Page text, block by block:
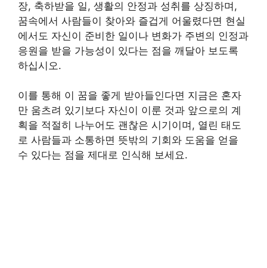
장, 축하받을 일, 생활의 안정과 성취를 상징하며,
꿈속에서 사람들이 찾아와 즐겁게 어울렸다면 현실
에서도 자신이 준비한 일이나 변화가 주변의 인정과
응원을 받을 가능성이 있다는 점을 깨달아 보도록
하십시오.
이를 통해 이 꿈을 좋게 받아들인다면 지금은 혼자
만 움츠려 있기보다 자신이 이룬 것과 앞으로의 계
획을 적절히 나누어도 괜찮은 시기이며, 열린 태도
로 사람들과 소통하면 뜻밖의 기회와 도움을 얻을
수 있다는 점을 제대로 인식해 보세요.